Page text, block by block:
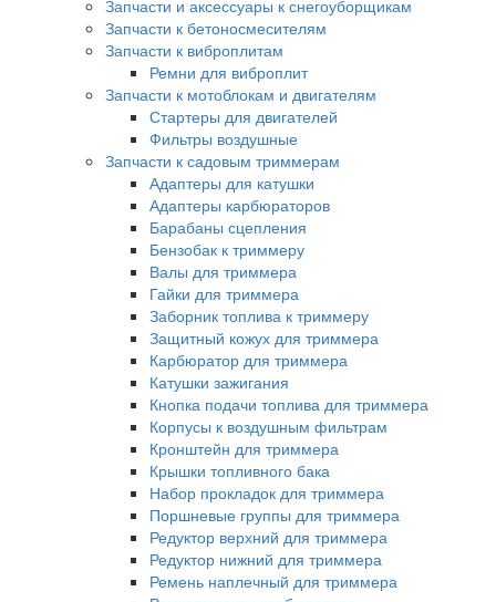
Запчасти и аксессуары к снегоуборщикам
Запчасти к бетоносмесителям
Запчасти к виброплитам
Ремни для виброплит
Запчасти к мотоблокам и двигателям
Стартеры для двигателей
Фильтры воздушные
Запчасти к садовым триммерам
Адаптеры для катушки
Адаптеры карбюраторов
Барабаны сцепления
Бензобак к триммеру
Валы для триммера
Гайки для триммера
Заборник топлива к триммеру
Защитный кожух для триммера
Карбюратор для триммера
Катушки зажигания
Кнопка подачи топлива для триммера
Корпусы к воздушным фильтрам
Кронштейн для триммера
Крышки топливного бака
Набор прокладок для триммера
Поршневые группы для триммера
Редуктор верхний для триммера
Редуктор нижний для триммера
Ремень наплечный для триммера